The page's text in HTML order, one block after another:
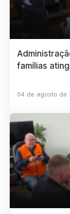
famílias
04 de agosto de